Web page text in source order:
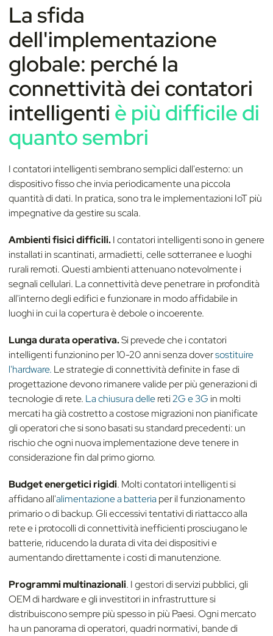
La sfida
dell'implementazione
globale: perché la
connettività dei contatori
intelligenti è più difficile di
quanto sembri
I contatori intelligenti sembrano semplici dall'esterno: un
dispositivo fisso che invia periodicamente una piccola
quantità di dati. In pratica, sono tra le implementazioni IoT più
impegnative da gestire su scala.
Ambienti fisici difficili.I contatori intelligenti sono in genere
installati in scantinati, armadietti, celle sotterranee e luoghi
rurali remoti. Questi ambienti attenuano notevolmente i
segnali cellulari. La connettività deve penetrare in profondità
all'interno degli edifici e funzionare in modo affidabile in
luoghi in cui la copertura è debole o incoerente.
Lunga durata operativa.Si prevede che i contatori
intelligenti funzionino per 10-20 anni senza doversostituire
l'hardware. Le strategie di connettività definite in fase di
progettazione devono rimanere valide per più generazioni di
tecnologie di rete. La chiusura dellereti2G e 3G in molti
mercati ha già costretto a costose migrazioni non pianificate
gli operatori che si sono basati su standard precedenti: un
rischio che ogni nuova implementazione deve tenere in
considerazione fin dal primo giorno.
Budget energetici rigidi. Molti contatori intelligenti si
affidano all'alimentazione a batteria per il funzionamento
primario o di backup. Gli eccessivi tentativi di riattacco alla
rete e i protocolli di connettività inefficienti prosciugano le
batterie, riducendo la durata di vita dei dispositivi e
aumentando direttamente i costi di manutenzione.
Programmi multinazionali. I gestori di servizi pubblici, gli
OEM di hardware e gli investitori in infrastrutture si
distribuiscono sempre più spesso in più Paesi. Ogni mercato
ha un panorama di operatori, quadri normativi, bande di